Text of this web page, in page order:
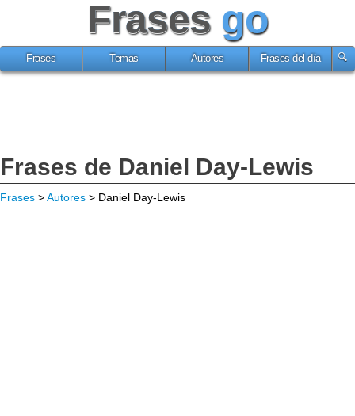
Frases go
Frases Temas Autores Frases del día
Frases de Daniel Day-Lewis
Frases >Autores > Daniel Day-Lewis